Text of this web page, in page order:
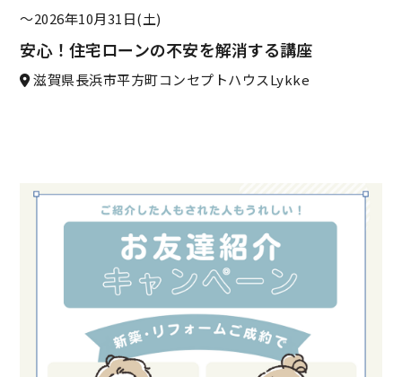
〜2026年10月31日(土)
安心！住宅ローンの不安を解消する講座
滋賀県長浜市平方町コンセプトハウスLykke